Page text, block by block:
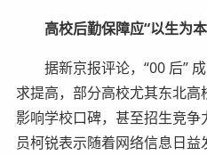
高校后勤保障应“以生为
据新京报评论，“00 后” 成
求提高，部分高校尤其东北
影响学校口碑，甚至招生竞
员柯锐表示随着网络信息日